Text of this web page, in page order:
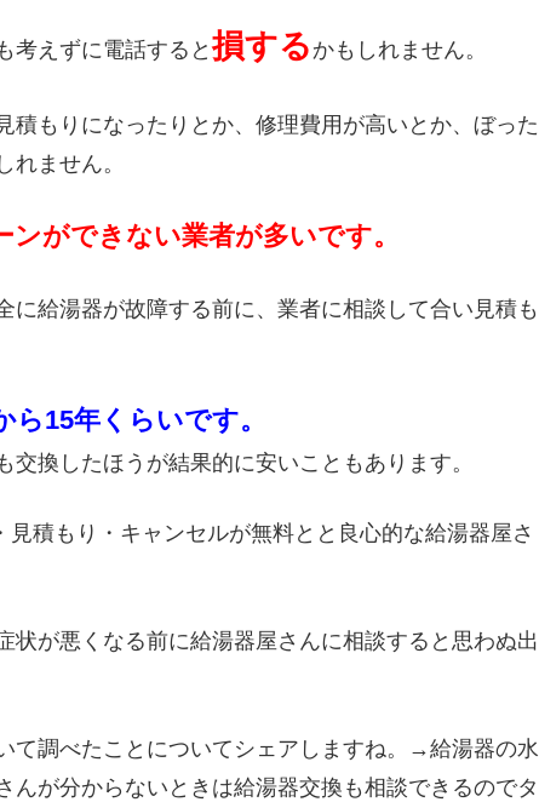
考えずに電話すると損する かもしれません。
積もりになったりとか、修理費用が高いとか、ぼった
れません。
ができない業者が多いです。
に給湯器が故障する前に、業者に相談して合い見積も
15年くらいです。
換したほうが結果的に安いこともあります。
積もり・キャンセルが無料とと良心的な給湯器屋さ
状が悪くなる前に給湯器屋さんに相談すると思わぬ出
て調べたことについてシェアしますね。→給湯器の水
が分からないときは給湯器交換も相談できるのでタ